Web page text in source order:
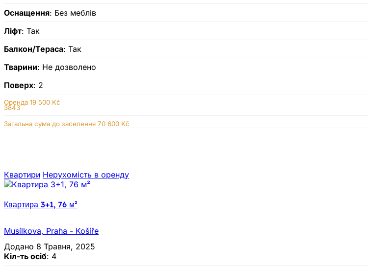
Оснащення: Без меблів
Ліфт: Так
Балкон/Тераса: Так
Тварини: Не дозволено
Поверх: 2
Оренда 19 500 Kč
Загальна сума до заселення 70 600 Kč
3843
Квартири Нерухомiсть в оренду
Квартира 3+1, 76 м²
Musílkova, Praha - Košíře
Додано 8 Травня, 2025
Кіл-ть осіб: 4